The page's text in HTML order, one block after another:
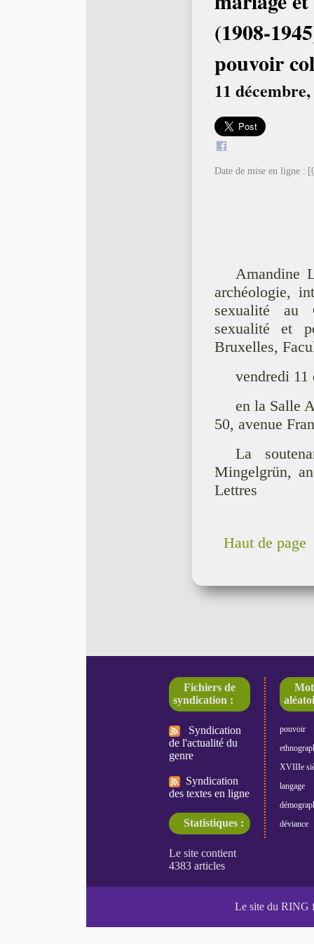
(1908-
pouvoir
11
Date de mise en ligne :
Amandine
archéologie,
sexualité au
sexualité et
Bruxelles,
vendredi 11
en la Salle
50, avenue
La
Mingelgrün,
Lettres
Haut de page
Fichiers de
syndication :
Syndication
de l'actualité du
genre
Syndication
des textes en ligne
Statistiques :
pouvoir
XVIIIe
langage
déviance
Le site du RING